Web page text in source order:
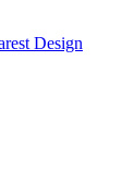
Design